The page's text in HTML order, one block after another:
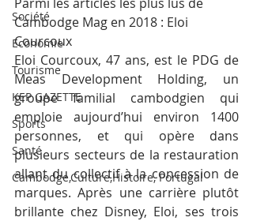
Société
Economie
Tourisme
KEP GAZETTE
Sports
Santé
Cambodge,Culture,Histoire, Portugal
Cambodge Mag en 2018 : Eloi
Courcoux
Eloi Courcoux, 47 ans, est le PDG de
Meas Development Holding, un
groupe familial cambodgien qui
emploie aujourd’hui environ 1400
personnes, et qui opère dans
plusieurs secteurs de la restauration
allant du collectif à la concession de
marques. Après une carrière plutôt
brillante chez Disney, Eloi, ses trois